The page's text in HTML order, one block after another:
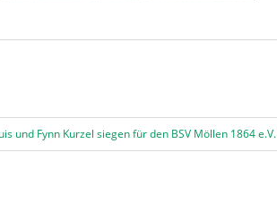
und Fynn Kurzel siegen für den BSV Möllen 1864 e.V.